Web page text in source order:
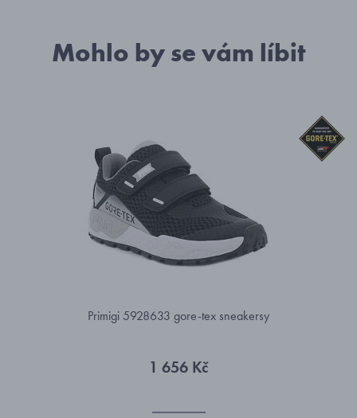
Mohlo by se vám líbit
Primigi 5928633 gore-tex sneakersy
1 656 Kč